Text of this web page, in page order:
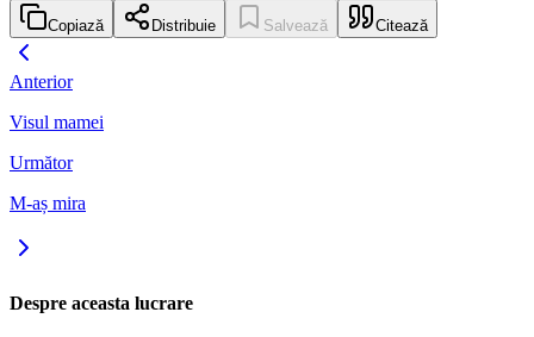
Copiază Distribuie Salvează Citează
Anterior
Visul mamei
Următor
M-aș mira
Despre aceasta lucrare